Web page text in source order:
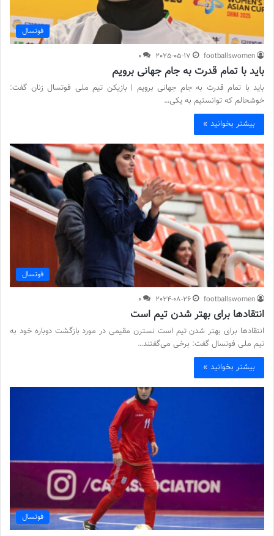
فوتسال
footballswomen
2025-05-17
0
باید با تمام قدرت به جام جهانی برویم
باید با تمام قدرت به جام جهانی برویم | بازیکن تیم ملی فوتسال زنان گفت:
خوشحالم که توانستیم به یکی…
بیشتر بخوانید »
فوتسال
footballswomen
2024-08-26
0
انتقادها برای بهتر شدن تیم است
انتقادها برای بهتر شدن تیم است نسترن مقیمی در مورد بازگشت دوباره خود به
تیم ملی فوتسال گفت: برخی می‌گفتند…
بیشتر بخوانید »
فوتسال